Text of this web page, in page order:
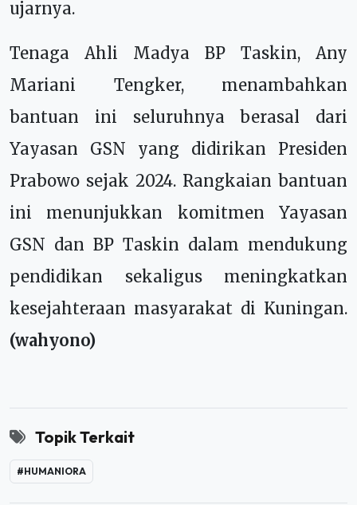
ujarnya.
Tenaga Ahli Madya BP Taskin, Any
Mariani Tengker, menambahkan
bantuan ini seluruhnya berasal dari
Yayasan GSN yang didirikan Presiden
Prabowo sejak 2024. Rangkaian bantuan
ini menunjukkan komitmen Yayasan
GSN dan BP Taskin dalam mendukung
pendidikan sekaligus meningkatkan
kesejahteraan masyarakat di Kuningan.
(wahyono)
Topik Terkait
#HUMANIORA